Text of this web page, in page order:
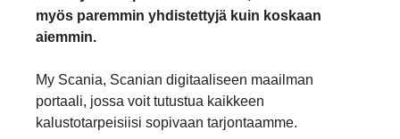
myös paremmin yhdistettyjä kuin koskaan
aiemmin.
My Scania, Scanian digitaaliseen maailman
portaali, jossa voit tutustua kaikkeen
kalustotarpeisiisi sopivaan tarjontaamme.